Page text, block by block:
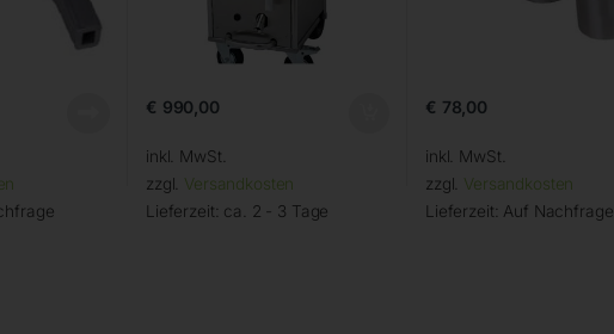
€ 990,00
inkl. MwSt.
zzgl. Versandkosten
Lieferzeit: ca. 2 - 3 Tage
€ 78,00
inkl. MwSt.
zzgl. Versandkosten
Lieferzeit: Auf Nachfrage